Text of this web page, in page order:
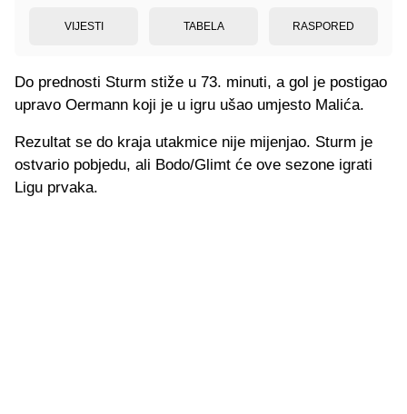
VIJESTI TABELA RASPORED
Do prednosti Sturm stiže u 73. minuti, a gol je postigao
upravo Oermann koji je u igru ušao umjesto Malića.
Rezultat se do kraja utakmice nije mijenjao. Sturm je
ostvario pobjedu, ali Bodo/Glimt će ove sezone igrati
Ligu prvaka.